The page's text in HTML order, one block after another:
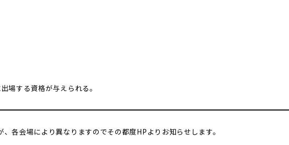
場する資格が与えられる。
各会場により異なりますのでその都度HPよりお知らせします。